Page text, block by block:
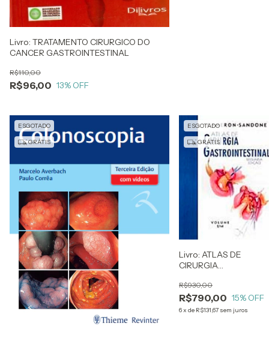
Livro: TRATAMENTO CIRURGICO DO
CANCER GASTROINTESTINAL
R$96,00
R$110,00
13% OFF
ESGOTADO
GRÁTIS
ESGOTADO
GRÁTIS
Livro: ATLAS DE
CIRURGIA
VOL. 1
R$790,00
R$930,00
15% OFF
6x de R$131,67 sem juros